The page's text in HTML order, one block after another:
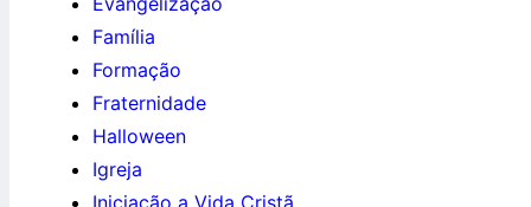
Família
Formação
Fraternidade
Halloween
Igreja